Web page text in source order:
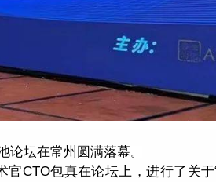
论坛在常州圆满落幕。
CTO包真在论坛上，进行了关